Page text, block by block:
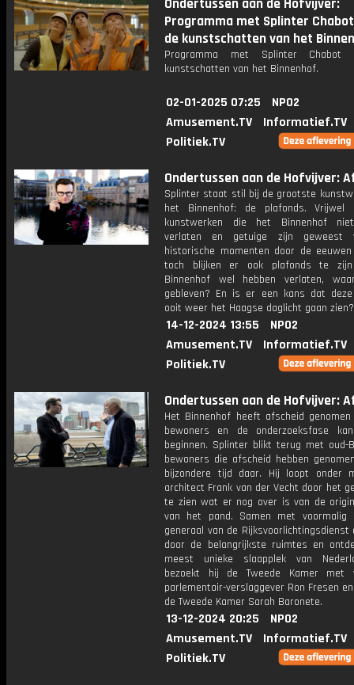
Ondertussen aan de Hofvijver:
Programma met Splinter
de kunstschatten van het
Programma met Splinter Chabot
kunstschatten van het Binnenhof.
02-01-2025 07:25
NPO2
Amusement.TV
Informatief.TV
Politiek.TV
Ondertussen aan de Hofvijver:
Splinter staat stil bij de grootste
het Binnenhof: de plafonds. Vrijwel
kunstwerken die het Binnenhof
verlaten en getuige zijn geweest
historische momenten door de
toch blijken er ook plafonds te
Binnenhof wel hebben verlaten,
gebleven? En is er een kans dat
ooit weer het Haagse daglicht gaan zien?
14-12-2024 13:55
NPO2
Amusement.TV
Informatief.TV
Politiek.TV
Ondertussen aan de Hofvijver:
Het Binnenhof heeft afscheid
bewoners en de onderzoeksfase
beginnen. Splinter blikt terug met oud-
bewoners die afscheid hebben
bijzondere tijd daar. Hij loopt onder
architect Frank van der Vecht door het
te zien wat er nog over is van de
van het pand. Samen met voormalig
generaal van de
door de belangrijkste ruimtes en
meest unieke slaapplek van
bezoekt hij de Tweede Kamer met
parlementair-verslaggever Ron Fresen
de Tweede Kamer Sarah Baronete.
13-12-2024 20:25
NPO2
Amusement.TV
Informatief.TV
Politiek.TV